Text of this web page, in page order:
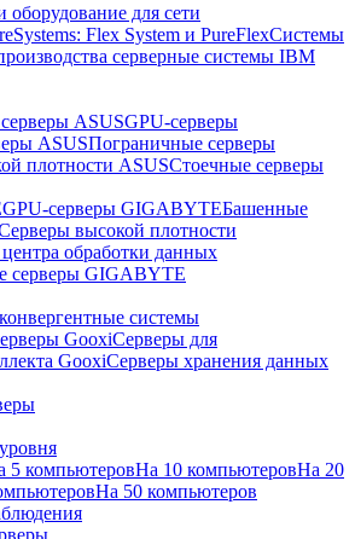
для сети
Flex System и PureFlexСистемы
серверные системы IBM
ASUSGPU-серверы
ASUSПограничные серверы
плотности ASUSСтоечные серверы
GPU-серверы GIGABYTEБашенные
высокой плотности
обработки данных
серверы GIGABYTE
системы
GooxiСерверы для
GooxiСерверы хранения данных
5 компьютеровНа 10 компьютеровНа 20
На 50 компьютеров